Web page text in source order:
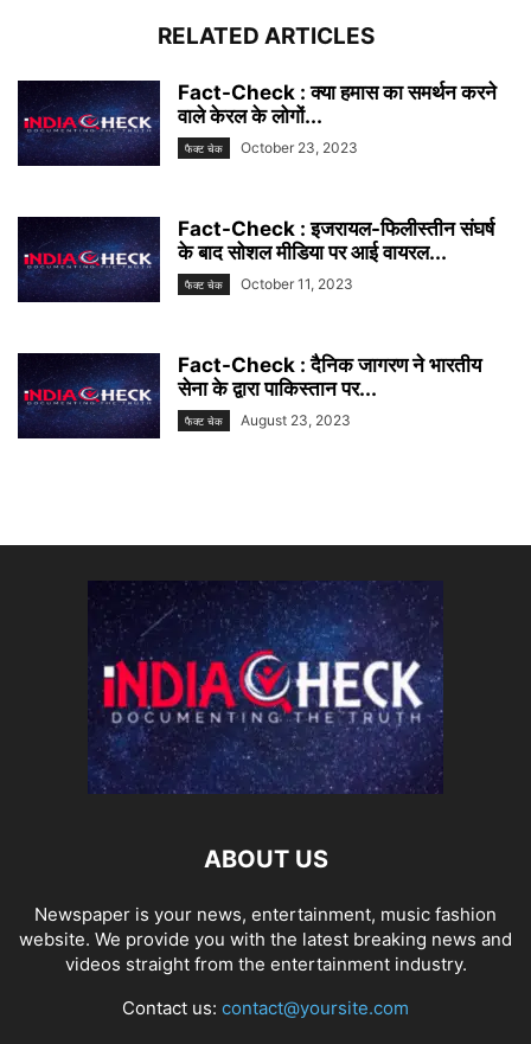
RELATED ARTICLES
Fact-Check : क्या हमास का समर्थन करने
वाले केरल के लोगों...
फैक्ट चेक October 23, 2023
Fact-Check : इजरायल-फिलीस्तीन संघर्ष
के बाद सोशल मीडिया पर आई वायरल...
फैक्ट चेक October 11, 2023
Fact-Check : दैनिक जागरण ने भारतीय
सेना के द्वारा पाकिस्तान पर...
फैक्ट चेक August 23, 2023
ABOUT US
Newspaper is your news, entertainment, music fashion
website. We provide you with the latest breaking news and
videos straight from the entertainment industry.
Contact us: contact@yoursite.com